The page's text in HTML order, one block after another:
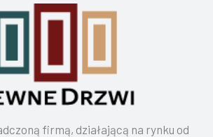
firmą, działającą na rynku od